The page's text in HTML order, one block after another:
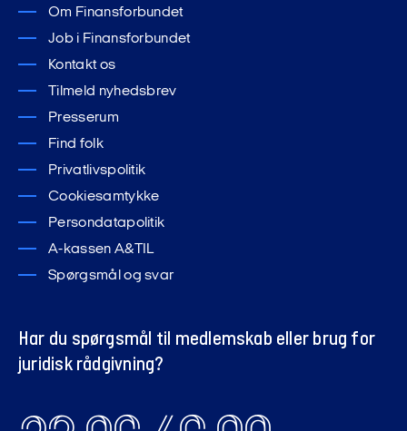
Om Finansforbundet
Job i Finansforbundet
Kontakt os
Tilmeld nyhedsbrev
Presserum
Find folk
Privatlivspolitik
Cookiesamtykke
Persondatapolitik
A-kassen A&TIL
Spørgsmål og svar
Har du spørgsmål til medlemskab eller brug for
juridisk rådgivning?